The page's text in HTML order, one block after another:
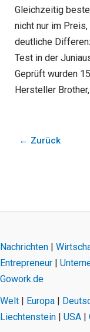
Gleichzeitig
nicht nur im
deutliche
Test in der
Geprüft wurden
Hersteller
← Zurück
Nachrichten
Entrepreneur
Gowork.de
Welt
Europa
Liechtenstein
USA